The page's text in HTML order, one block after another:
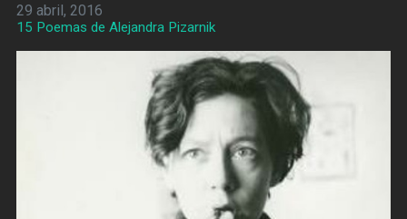
29 abril, 2016
15 Poemas de Alejandra Pizarnik